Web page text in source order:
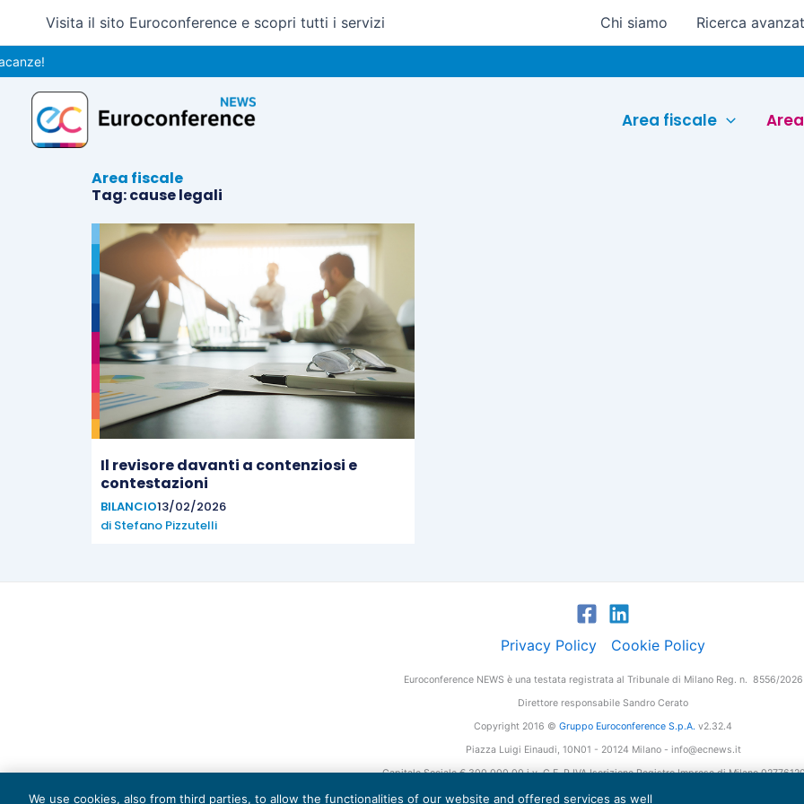
contenuto
Visita il sito Euroconference e scopri tutti i servizi Chi siamo Ricerca
Area fiscale
Area fiscale
Tag: cause legali
Il revisore davanti a contenziosi e
contestazioni
BILANCIO13/02/2026
di Stefano Pizzutelli
Privacy Policy Cookie Policy
Euroconference NEWS è una testata registrata al Tribunale di Milano Reg. n. 8556/2026
Direttore responsabile Sandro Cerato
Copyright 2016 © Gruppo Euroconference S.p.A. v2.32.4
Piazza Luigi Einaudi, 10N01 - 20124 Milano - info@ecnews.it
Capitale Sociale € 300.000,00 i.v. C.F. P.IVA Iscrizione Registro Imprese di Milano
We use cookies, also from third parties, to allow the functionalities of our website and offered services as well